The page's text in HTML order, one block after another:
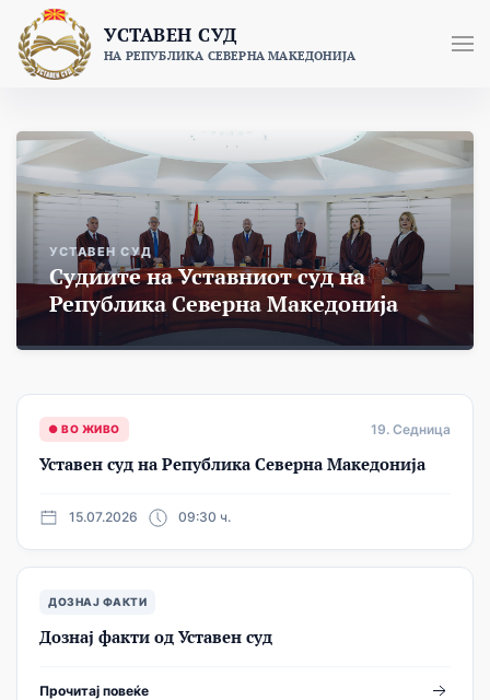
content
УСТАВЕН СУД
НА РЕПУБЛИКА СЕВЕРНА МАКЕДОНИЈА
УСТАВЕН СУД
Судиите на Уставниот суд на
Република Северна Македонија
● ВО ЖИВО 19. Седница
Уставен суд на Република Северна Македонија
15.07.2026 09:30 ч.
ДОЗНАЈ ФАКТИ
Дознај факти од Уставен суд
Прочитај повеќе